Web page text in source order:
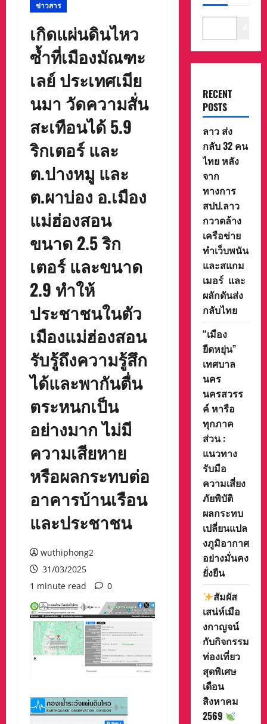
ข่าวสาร
เกิดแผ่นดินไหว
ซ้ำที่เมืองมัณฑะ
เลย์ ประเทศเมีย
นมา วัดความสั่น
สะเทือนได้ 5.9
ริกเตอร์ และ
ต.ปางหมู และ
ต.ผาบ่อง อ.เมือง
แม่ฮ่องสอน
ขนาด 2.5 ริก
เตอร์ และขนาด
2.9 ทำให้
ประชาชนในตัว
เมืองแม่ฮ่องสอน
รับรู้ถึงความรู้สึก
ได้และพากันตื่น
ตระหนกเป็น
อย่างมาก ไม่มี
ความเสียหาย
หรือผลกระทบต่อ
อาคารบ้านเรือน
และประชาชน
wuthiphong2
31/03/2025
1 minute read
0
RECENT
POSTS
ลาว ส่ง
กลับ 32 คน
ไทย หลัง
จาก
ทางการ
สปป.ลาว
กวาดล้าง
เครือข่าย
ทำเว็บพนัน
และสแกม
เมอร์ และ
ผลักดันส่ง
กลับไทย
“เมือง
ยืดหยุ่น”
เทศบาล
นคร
นครสวรร
ค์ หารือ
ทุกภาค
ส่วน :
แนวทาง
รับมือ
ความเสี่ยง
ภัยพิบัติ
ผลกระทบ
เปลี่ยนแปล
งภูมิอากาศ
อย่างมั่นคง
ยั่งยืน
สัมผัส
เสน่ห์เมือ
งกาญจน์
กับกิจกรรม
ท่องเที่ยว
สุดพิเศษ
เดือน
สิงหาคม
2569